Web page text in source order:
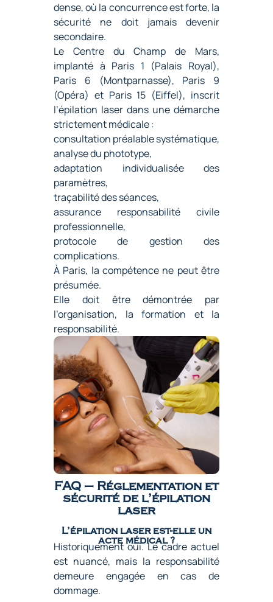
dense, où la concurrence est forte, la
sécurité ne doit jamais devenir
secondaire.
Le Centre du Champ de Mars,
implanté à Paris 1 (Palais Royal),
Paris 6 (Montparnasse), Paris 9
(Opéra) et Paris 15 (Eiffel), inscrit
l’épilation laser dans une démarche
strictement médicale :
consultation préalable systématique,
analyse du phototype,
adaptation individualisée des
paramètres,
traçabilité des séances,
assurance responsabilité civile
professionnelle,
protocole de gestion des
complications.
À Paris, la compétence ne peut être
présumée.
Elle doit être démontrée par
l’organisation, la formation et la
responsabilité.
FAQ – Réglementation et
sécurité de l’épilation
laser
L’épilation laser est-elle un
acte médical ?
Historiquement oui. Le cadre actuel
est nuancé, mais la responsabilité
demeure engagée en cas de
dommage.